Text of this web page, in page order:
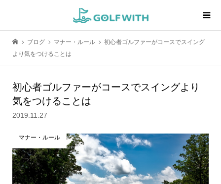
ブログ マナー・ルール
初心者ゴルファーがコースでスイング
より気をつけることは
初心者ゴルファーがコースでスイングより
気をつけることは
2019.11.27
マナー・ルール